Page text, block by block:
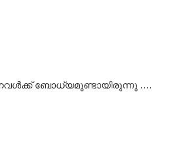
ബോധ്യമുണ്ടായിരുന്നു ….